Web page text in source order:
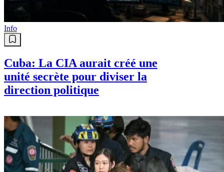
Info
Cuba: La CIA aurait créé une
unité secrète pour diviser la
direction politique